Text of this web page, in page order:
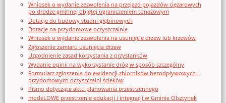
Wniosek o wydanie zezwolenia na przejazd pojazdów ciężarowych
po drodze gminnej objętej ograniczeniem tonażowym
Dotacje do budowy studni głębinowych
Dotacje na przydomowe oczyszczalnie
Wniosek o wydanie zezwolenia na usunięcie drzew lub krzewów
Zgłoszenie zamiaru usunięcia drzew
Uzgodnienie zasad korzystania z przystanków
Wydanie opinii na wykorzystanie dróg w sposób szczególny
Formularz zgłoszenia do ewidencji zbiorników bezodpływowych i
przydomowych oczyszczalni ścieków
Pismo dotyczące aktu planowania przestrzennego
modeLOWE przestrzenie edukacji i integracji w Gminie Olsztynek